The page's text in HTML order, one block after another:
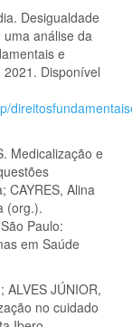
Desigualdade
análise da
e
Disponível
Medicalização e
CAYRES, Alina
(org.).
Paulo:
em Saúde
ALVES JÚNIOR,
no cuidado